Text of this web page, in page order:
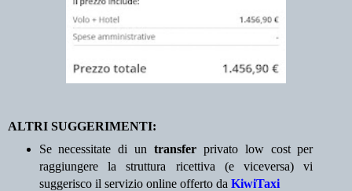
ALTRI SUGGERIMENTI:
Se necessitate di un transfer privato low cost per
raggiungere la struttura ricettiva (e viceversa) vi
suggerisco il servizio online offerto da KiwiTaxi